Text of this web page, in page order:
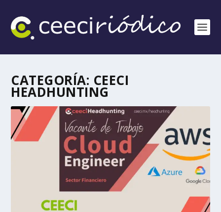
CATEGORÍA: CEECI
HEADHUNTING